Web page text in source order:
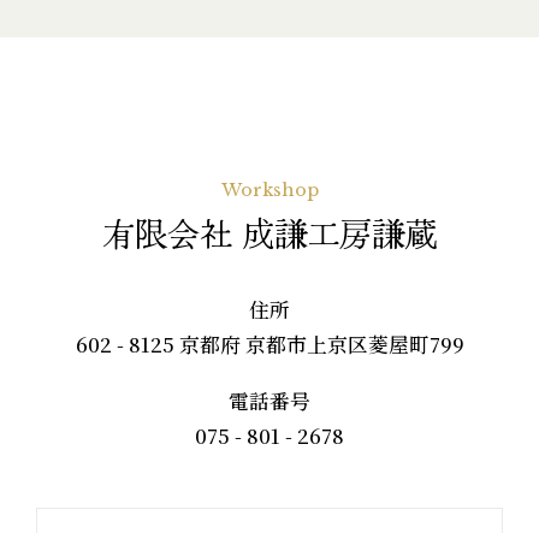
Workshop
有限会社 成謙工房謙蔵
住所
602 - 8125 京都府 京都市上京区菱屋町799
電話番号
075 - 801 - 2678